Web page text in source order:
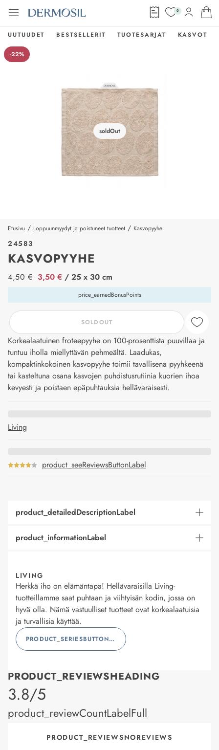
0
UUTUUDET BESTSELLERIT TUOTESARJAT KASVOT
soldOut
-22%
Etusivu / Loppuunmyydyt ja poistuneet tuotteet / Kasvopyyhe
24583
KASVOPYYHE
price_label
4,50 € 3,50 € / 25 x 30 cm
price_earnedBonusPoints
SOLDOUT
Korkealaatuinen froteepyyhe on 100-prosenttista puuvillaa ja
tuntuu iholla miellyttävän pehmeältä. Laadukas,
kompaktinkokoinen kasvopyyhe toimii tavallisena pyyhkeenä
tai kasteltuna osana kasvojen puhdistusrutiinia kuorien ihoa
kevyesti ja poistaen epäpuhtauksia hellävaraisesti.
Living
product_seeReviewsButtonLabel
product_detailedDescriptionLabel
product_informationLabel
LIVING
Herkkä iho on elämäntapa! Hellävaraisilla Living-
tuotteillamme saat puhtaan ja viihtyisän kodin, jossa on
hyvä olla. Nämä vastuulliset tuotteet ovat korkealaatuisia
ja turvallisia käyttää.
PRODUCT_SERIESBUTTONLABEL
PRODUCT_REVIEWSHEADING
product_rating
3.8/5
product_reviewCountLabelFull
PRODUCT_REVIEWSNOREVIEWS